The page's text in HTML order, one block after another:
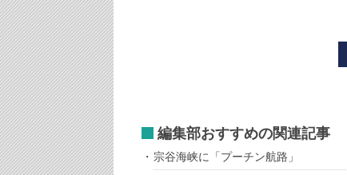
編集部おすすめの関連記事
宗谷海峡に「プーチン航路」